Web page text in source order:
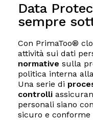
Data
sempre
Con PrimaToo®
attività sui dati
normative sulla
politica interna
Una serie di
controlli
personali siano
sicuro e